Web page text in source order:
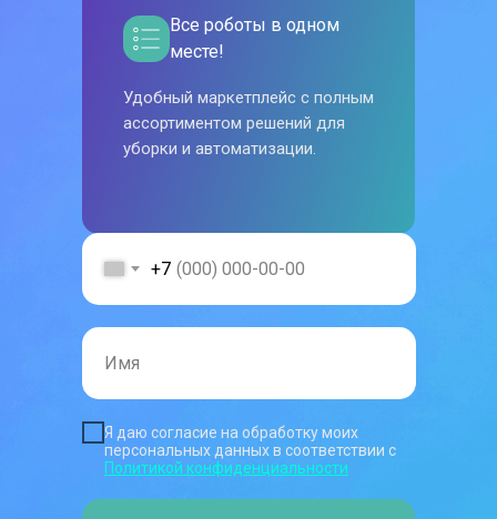
Все роботы в одном
месте!
Удобный маркетплейс с полным
ассортиментом решений для
уборки и автоматизации.
+7
Я даю согласие на обработку моих
персональных данных в соответствии с
Политикой конфиденциальности